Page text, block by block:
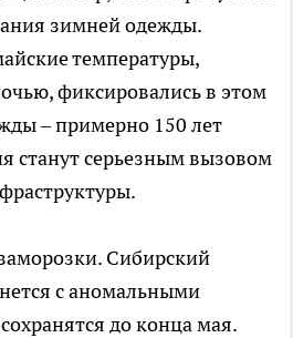
зимней одежды.
температуры,
фиксировались в этом
– примерно 150 лет
станут серьезным вызовом
Сибирский
с аномальными
до конца мая.